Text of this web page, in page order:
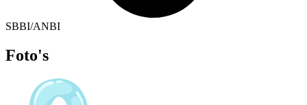
SBBI/ANBI
Foto's